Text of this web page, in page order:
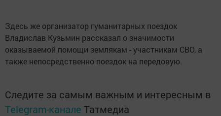
Здесь же организатор гуманитарных поездок
Владислав Кузьмин рассказал о значимости
оказываемой помощи землякам - участникам СВО, а
также непосредственно поездок на передовую.
Следите за самым важным и интересным в
Telegram-канале Татмедиа